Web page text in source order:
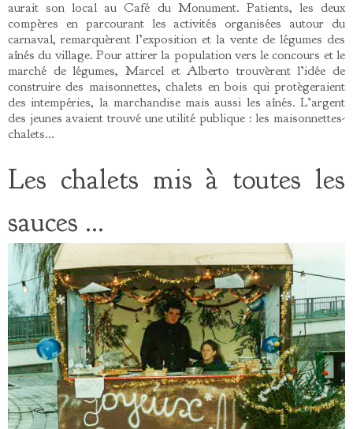
aurait son local au Café du Monument. Patients, les deux
compères en parcourant les activités organisées autour du
carnaval, remarquèrent l’exposition et la vente de légumes des
aînés du village. Pour attirer la population vers le concours et le
marché de légumes, Marcel et Alberto trouvèrent l’idée de
construire des maisonnettes, chalets en bois qui protègeraient
des intempéries, la marchandise mais aussi les aînés. L’argent
des jeunes avaient trouvé une utilité publique : les maisonnettes-
chalets…
Les chalets mis à toutes les
sauces …